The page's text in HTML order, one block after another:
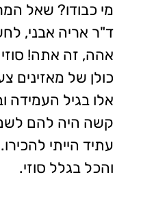
מי כבודו? שאל
ד"ר אריה אבני,
אהה, זה אתה! סוזי
כולן של מאזינים
אלו בגיל העמידה
קשה היה להם
עתיד הייתי להכירו.
והכל בגלל סוזי.